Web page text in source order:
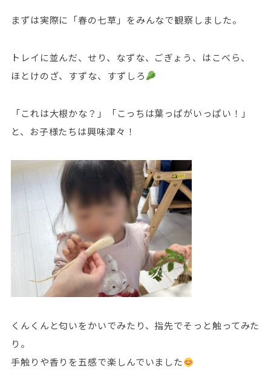
まずは実際に「春の七草」をみんなで観察しました。
トレイに並んだ、せり、なずな、ごぎょう、はこべら、
ほとけのざ、すずな、すずしろ
「これは大根かな？」「こっちは葉っぱがいっぱい！」
と、お子様たちは興味津々！
くんくんと匂いをかいでみたり、指先でそっと触ってみた
り。
手触りや香りを五感で楽しんでいました